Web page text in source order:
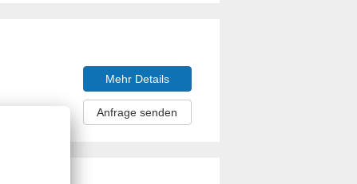
Mehr Details
Anfrage senden